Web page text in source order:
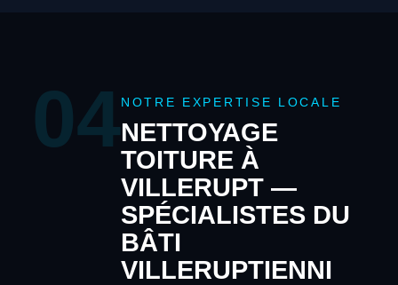
04NOTRE EXPERTISE LOCALE
NETTOYAGE
TOITURE À
VILLERUPT —
SPÉCIALISTES DU
BÂTI
VILLERUPTIENNI